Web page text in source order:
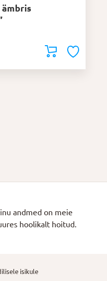
andmed on meie
hoolikalt hoitud.
isikule